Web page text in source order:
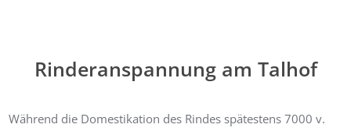
Rinderanspannung am Talhof
Während die Domestikation des Rindes spätestens 7000 v.